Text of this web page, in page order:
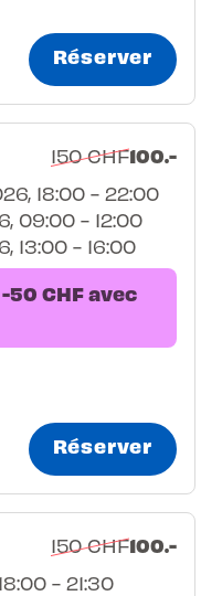
Réserver
150 CHF100.-
18:00 - 22:00
09:00 - 12:00
13:00 - 16:00
50 CHF avec
Réserver
150 CHF100.-
- 21:30